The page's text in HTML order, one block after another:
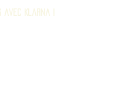
Klarna !